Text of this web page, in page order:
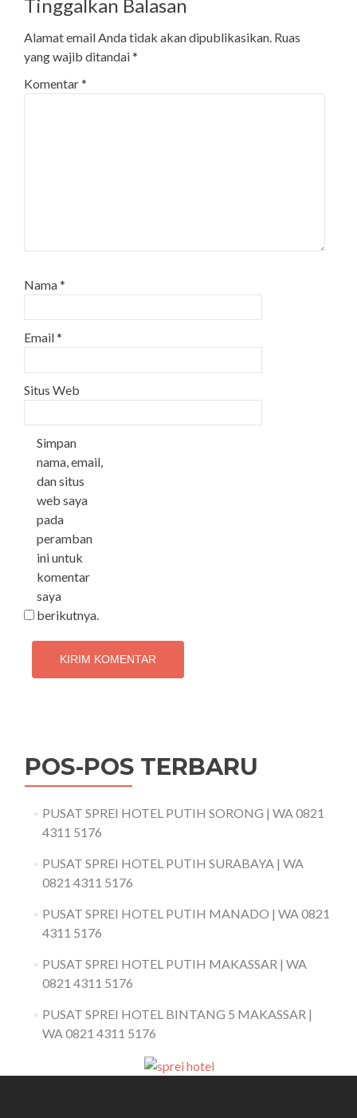
Tinggalkan Balasan
Alamat email Anda tidak akan dipublikasikan. Ruas
yang wajib ditandai*
Komentar*
Nama*
Email*
Situs Web
Simpan
nama, email,
dan situs
web saya
pada
peramban
ini untuk
komentar
saya
berikutnya.
POS-POS TERBARU
PUSAT SPREI HOTEL PUTIH SORONG | WA 0821
4311 5176
PUSAT SPREI HOTEL PUTIH SURABAYA | WA
0821 4311 5176
PUSAT SPREI HOTEL PUTIH MANADO | WA 0821
4311 5176
PUSAT SPREI HOTEL PUTIH MAKASSAR | WA
0821 4311 5176
PUSAT SPREI HOTEL BINTANG 5 MAKASSAR |
WA 0821 4311 5176